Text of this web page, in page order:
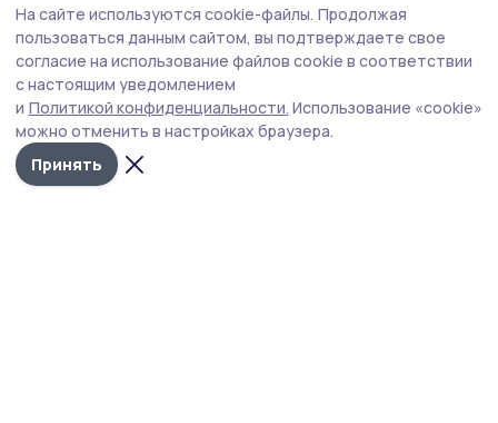
Пока что в Мичуринске следж-хоккеисты
начнут с одной тренировки в неделю. Их
количество может увеличиться в зависимости
от того, как ветераны будут вовлекаться в
процесс.
Наставником команды стал Виталий Исаев,
На сайте используются cookie-файлы. Продолжая
пользоваться данным сайтом, вы подтверждаете свое
согласие на использование файлов cookie в соответствии
с настоящим уведомлением
и Политикой конфиденциальности. Использование «cookie»
можно отменить в настройках браузера.
Принять